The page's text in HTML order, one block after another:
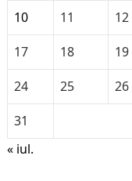
10
11 12
17
18 19
24
25 26
31
« iul.